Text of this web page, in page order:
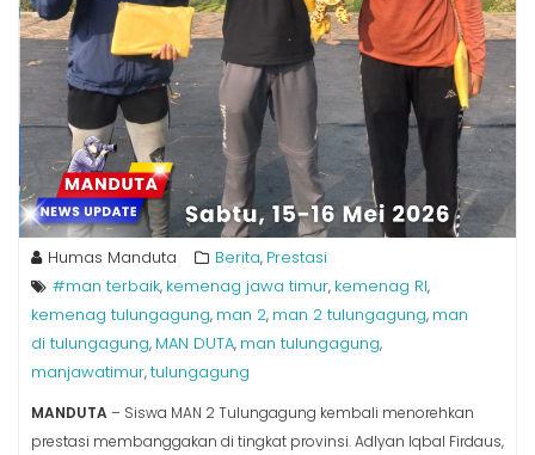
Humas Manduta Berita, Prestasi
#man terbaik, kemenag jawa timur, kemenag RI,
kemenag tulungagung, man 2, man 2 tulungagung, man
di tulungagung, MAN DUTA, man tulungagung,
manjawatimur,tulungagung
MANDUTA– Siswa MAN 2 Tulungagung kembali menorehkan
prestasi membanggakan di tingkat provinsi. Adlyan Iqbal Firdaus,